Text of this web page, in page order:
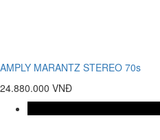
AMPLY MARANTZ STEREO 70s
24.880.000 VNĐ